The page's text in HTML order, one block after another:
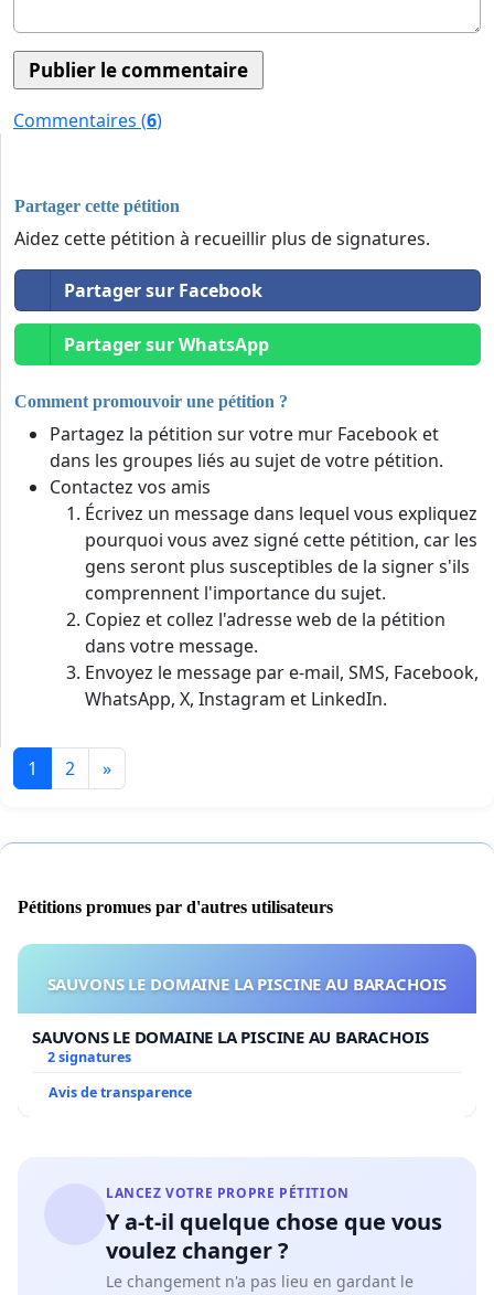
Commentaires (6)
Partager cette pétition
Aidez cette pétition à recueillir plus de signatures.
Partager sur Facebook
Partager sur WhatsApp
Comment promouvoir une pétition ?
Partagez la pétition sur votre mur Facebook et
dans les groupes liés au sujet de votre pétition.
Contactez vos amis
Écrivez un message dans lequel vous expliquez
pourquoi vous avez signé cette pétition, car les
gens seront plus susceptibles de la signer s'ils
comprennent l'importance du sujet.
Copiez et collez l'adresse web de la pétition
dans votre message.
Envoyez le message par e-mail, SMS, Facebook,
WhatsApp, X, Instagram et LinkedIn.
1 2 »
Pétitions promues par d'autres utilisateurs
SAUVONS LE DOMAINE LA PISCINE AU BARACHOIS
SAUVONS LE DOMAINE LA PISCINE AU BARACHOIS
2 signatures
Avis de transparence
LANCEZ VOTRE PROPRE PÉTITION
Y a-t-il quelque chose que vous
voulez changer ?
Le changement n'a pas lieu en gardant le